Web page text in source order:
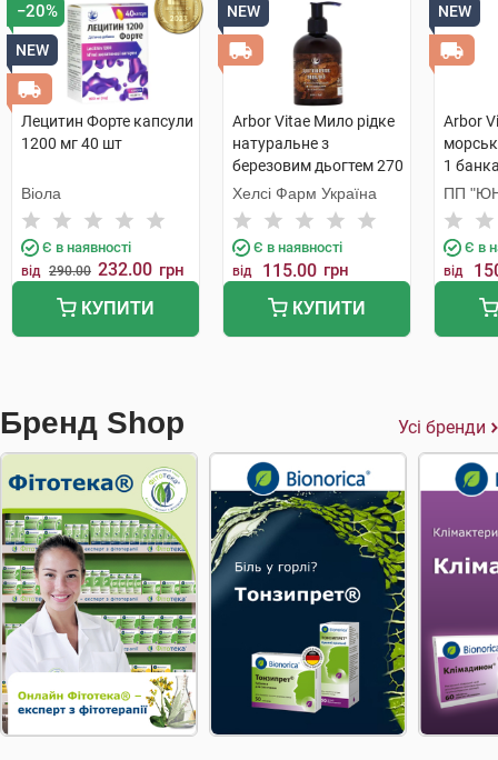
−20%
NEW
Лецитин Форте капсули
1200 мг 40 шт
Віола
Є в наявності
від 290.00 232.00 грн
КУПИТИ
NEW
Arbor Vitae Мило рідке
натуральне з
березовим дьогтем 270
г 1 флакон
Хелсі Фарм Україна
Є в наявності
від 115.00 грн
КУПИТИ
NEW
Arbor
1
ПП
Є в
від
Бренд Shop Усі бренди